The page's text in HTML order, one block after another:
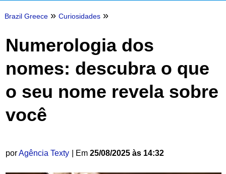
Brazil Greece » Curiosidades »
Numerologia dos
nomes: descubra o que
o seu nome revela sobre
você
porAgência Texty | Em 25/08/2025 às 14:32